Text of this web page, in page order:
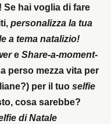
Se hai voglia di fare
personalizza la tua
a tema natalizio!
eShare-a-moment-
perso mezza vita per
per il tuoselfie
cosa sarebbe?
di Natale